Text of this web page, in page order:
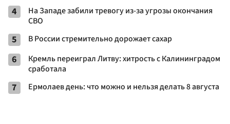
4
На Западе забили тревогу из-за угрозы окончания
СВО
5 В России стремительно дорожает сахар
6
Кремль переиграл Литву: хитрость с Калининградом
сработала
7 Ермолаев день: что можно и нельзя делать 8 августа